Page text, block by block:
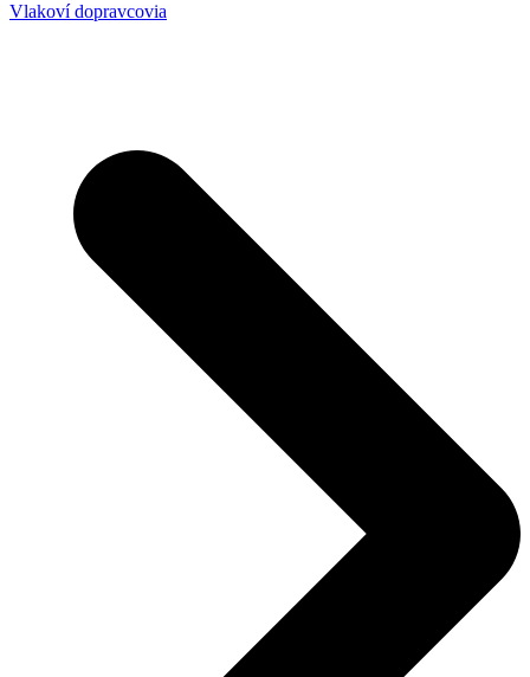
Vlakoví dopravcovia